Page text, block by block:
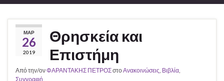
ΜΑΡ
26
2019
Θρησκεία και
Επιστήμη
Από την/ονΦΑΡΑΝΤΑΚΗΣ ΠΕΤΡΟΣστοΑνακοινώσεις, Βιβλία,
Συγγραφή